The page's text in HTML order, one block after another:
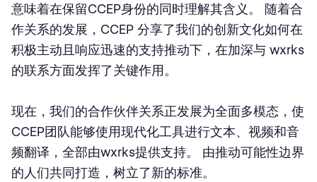
意味着在保留CCEP身份的同时理解其含义。 随着合
作关系的发展，CCEP 分享了我们的创新文化如何在
积极主动且响应迅速的支持推动下，在加深与 wxrks
的联系方面发挥了关键作用。
现在，我们的合作伙伴关系正发展为全面多模态，使
CCEP团队能够使用现代化工具进行文本、视频和音
频翻译，全部由wxrks提供支持。 由推动可能性边界
的人们共同打造，树立了新的标准。